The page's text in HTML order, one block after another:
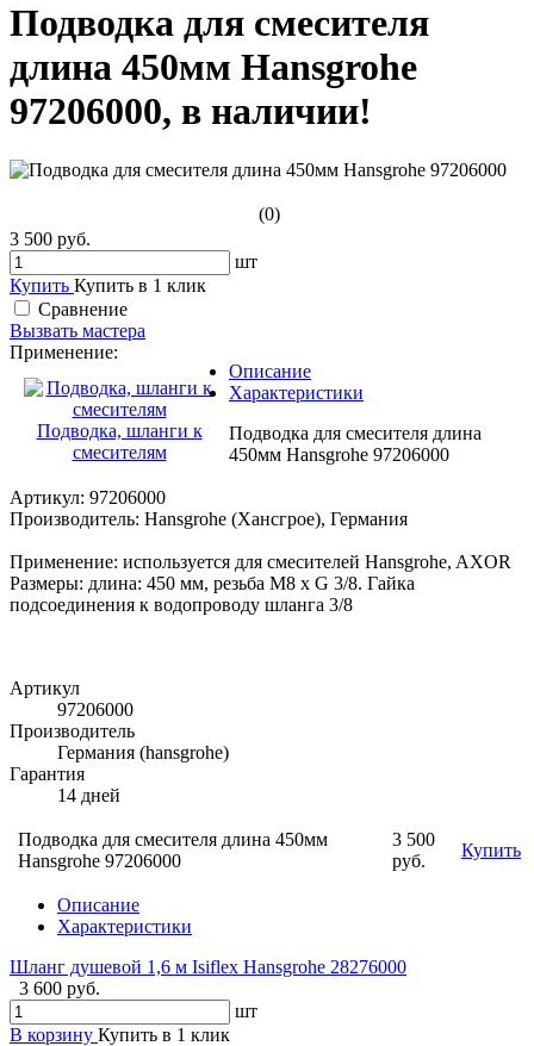
Подводка для смесителя
длина 450мм Hansgrohe
97206000, в наличии!
(0)
3 500 руб.
шт
Купить Купить в 1 клик
Сравнение
Вызвать мастера
Применение:
Подводка, шланги к
смесителям
Описание
Характеристики
Подводка для смесителя длина
450мм Hansgrohe 97206000
Артикул: 97206000
Производитель: Hansgrohe (Хансгрое), Германия
Применение: используется для смесителей Hansgrohe, AXOR
Размеры: длина: 450 мм, резьба M8 x G 3/8. Гайка
подсоединения к водопроводу шланга 3/8
Артикул
97206000
Производитель
Германия (hansgrohe)
Гарантия
14 дней
Подводка для смесителя длина 450мм
Hansgrohe 97206000
3 500
руб.
Купить
Описание
Характеристики
Шланг душевой 1,6 м Isiflex Hansgrohe 28276000
3 600 руб.
шт
В корзину Купить в 1 клик